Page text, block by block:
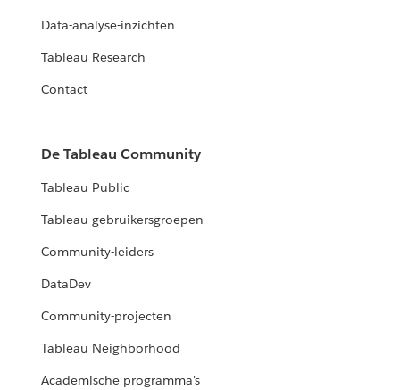
Data-analyse-inzichten
Tableau Research
Contact
De Tableau Community
Tableau Public
Tableau-gebruikersgroepen
Community-leiders
DataDev
Community-projecten
Tableau Neighborhood
Academische programma's